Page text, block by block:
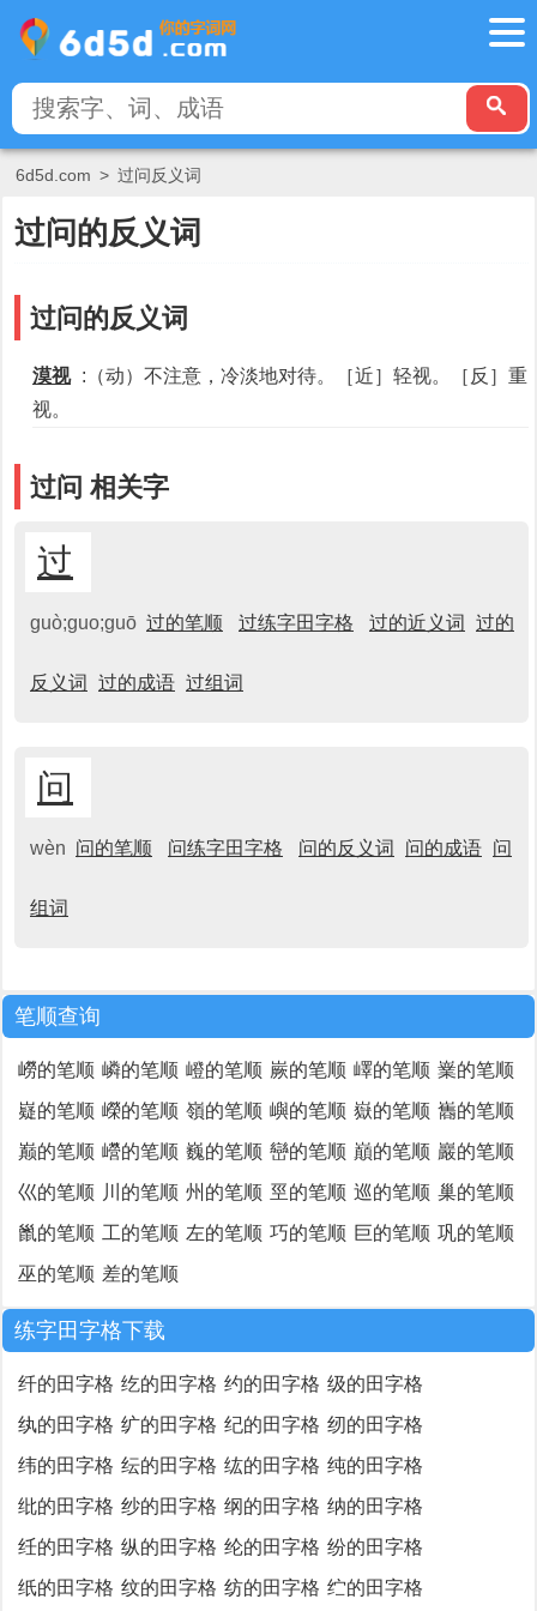
6d5d.com > 过问反义词
过问的反义词
过问的反义词
漠视 :（动）不注意，冷淡地对待。［近］轻视。［反］重
视。
过问 相关字
过
guò;guo;guō 过的笔顺 过练字田字格 过的近义词 过的
反义词 过的成语 过组词
问
wèn 问的笔顺 问练字田字格 问的反义词 问的成语 问
组词
笔顺查询
嶗的笔顺 嶙的笔顺 嶝的笔顺 嶡的笔顺 嶧的笔顺 嶪的笔顺
嶷的笔顺 嶸的笔顺 嶺的笔顺 嶼的笔顺 嶽的笔顺 巂的笔顺
巅的笔顺 巆的笔顺 巍的笔顺 巒的笔顺 巔的笔顺 巖的笔顺
巛的笔顺 川的笔顺 州的笔顺 巠的笔顺 巡的笔顺 巢的笔顺
巤的笔顺 工的笔顺 左的笔顺 巧的笔顺 巨的笔顺 巩的笔顺
巫的笔顺 差的笔顺
练字田字格下载
纤的田字格 纥的田字格 约的田字格 级的田字格
纨的田字格 纩的田字格 纪的田字格 纫的田字格
纬的田字格 纭的田字格 纮的田字格 纯的田字格
纰的田字格 纱的田字格 纲的田字格 纳的田字格
纴的田字格 纵的田字格 纶的田字格 纷的田字格
纸的田字格 纹的田字格 纺的田字格 纻的田字格